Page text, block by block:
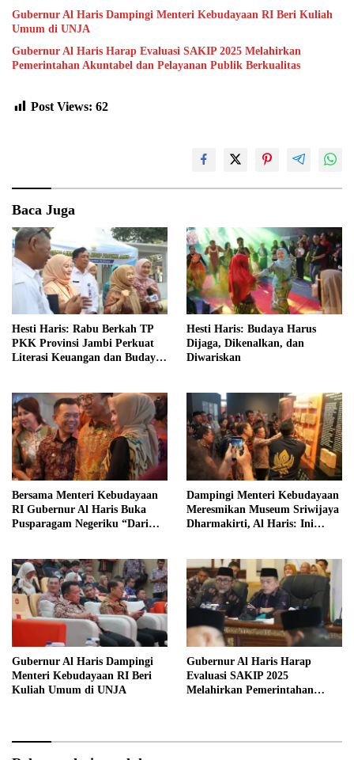
Gubernur Al Haris Dampingi Menteri Kebudayaan RI Beri Kuliah
Umum di UNJA
Gubernur Al Haris Harap Evaluasi SAKIP 2025 Melahirkan
Pemerintahan Akuntabel dan Pelayanan Publik Berkualitas
Post Views: 62
Baca Juga
Hesti Haris: Rabu Berkah TP
PKK Provinsi Jambi Perkuat
Literasi Keuangan dan Budaya
Hesti Haris: Budaya Harus
Dijaga, Dikenalkan, dan
Diwariskan
Bersama Menteri Kebudayaan
RI Gubernur Al Haris Buka
Pusparagam Negeriku “Dari
Dampingi Menteri Kebudayaan
Meresmikan Museum Sriwijaya
Dharmakirti, Al Haris: Ini
Gubernur Al Haris Dampingi
Menteri Kebudayaan RI Beri
Kuliah Umum di UNJA
Gubernur Al Haris Harap
Evaluasi SAKIP 2025
Melahirkan Pemerintahan